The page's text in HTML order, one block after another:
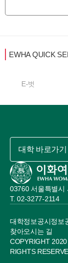
EWHA QUICK
E-벗
대학정보공시정보
찾아오시는 길
03760 서울특별시
02-3277-2114
대학 바로가기
COPYRIGHT 2020
RIGHTS